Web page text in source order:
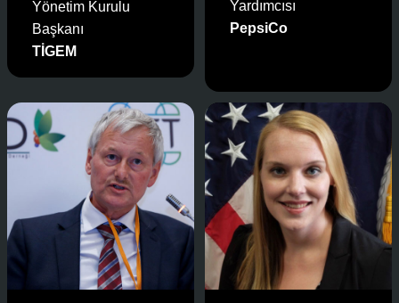
Yönetim Kurulu
Başkanı
TİGEM
Yardımcısı
PepsiCo